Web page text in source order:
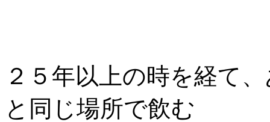
２５年以上の時を経て
と同じ場所で飲む